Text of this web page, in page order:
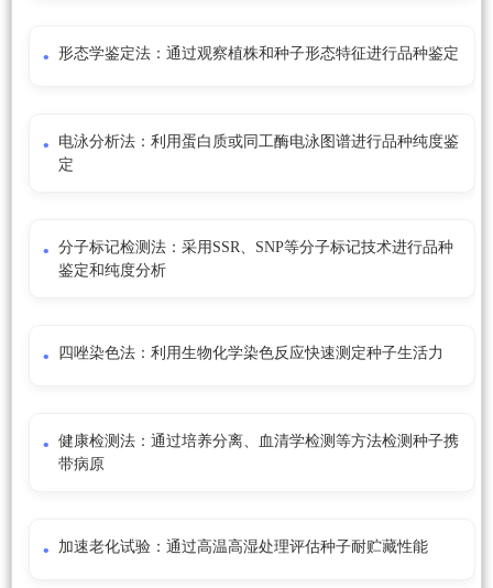
形态学鉴定法：通过观察植株和种子形态特征进行品种鉴定
电泳分析法：利用蛋白质或同工酶电泳图谱进行品种纯度鉴
定
分子标记检测法：采用SSR、SNP等分子标记技术进行品种
鉴定和纯度分析
四唑染色法：利用生物化学染色反应快速测定种子生活力
健康检测法：通过培养分离、血清学检测等方法检测种子携
带病原
加速老化试验：通过高温高湿处理评估种子耐贮藏性能